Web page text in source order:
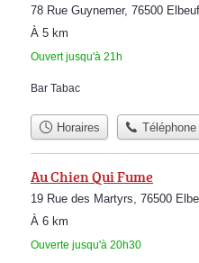
78 Rue Guynemer, 76500 Elbeuf
À 5 km
Ouvert jusqu'à 21h
Bar Tabac
Horaires Téléphone
Au Chien Qui Fume
19 Rue des Martyrs, 76500
À 6 km
Ouverte jusqu'à 20h30